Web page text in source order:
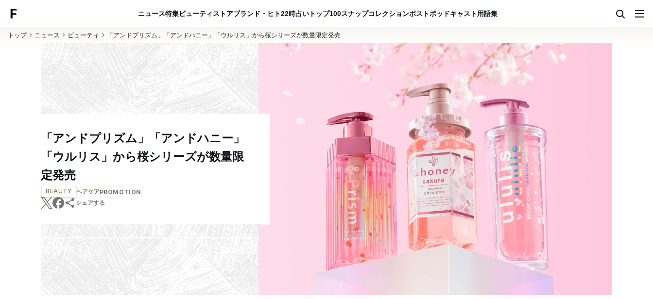
ニュース特集ビューティ ストアブランド・ヒト22時占い トップ100スナップコレクションポストポッドキャスト用語集
トップ ニュース ビューティ 「アンドプリズム」「アンドハニー」「ウルリス」から桜シリーズが数量限定発売
「アンドプリズム」「アンドハニー」
「ウルリス」から桜シリーズが数量限
定発売
BEAUTY ヘアケアPROMOTION
シェアする